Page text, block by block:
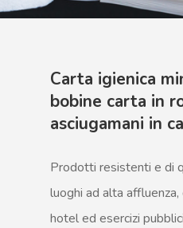
Carta igienica
bobine carta in
asciugamani in
Prodotti resistenti e di
luoghi ad alta
hotel ed esercizi